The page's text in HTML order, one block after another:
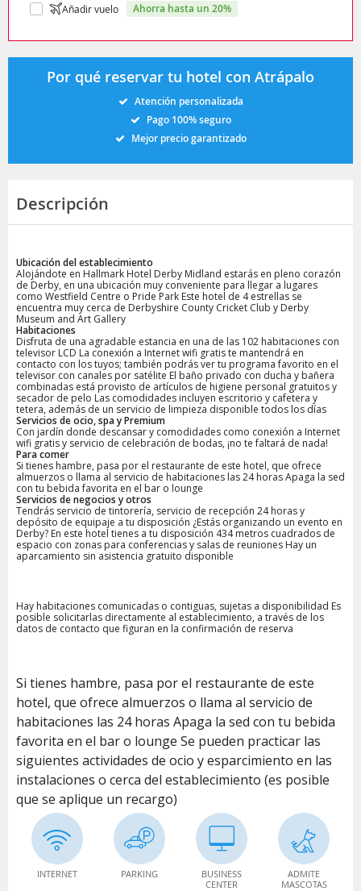
Añadir vuelo ahorra hasta un 20%
Por qué reservar tu hotel con Atrápalo
Atención personalizada
Pago 100% seguro
Mejor precio garantizado
Descripción
Ubicación del establecimiento
Alojándote en Hallmark Hotel Derby Midland estarás en pleno corazón
de Derby, en una ubicación muy conveniente para llegar a lugares
como Westfield Centre o Pride Park Este hotel de 4 estrellas se
encuentra muy cerca de Derbyshire County Cricket Club y Derby
Museum and Art Gallery
Habitaciones
Disfruta de una agradable estancia en una de las 102 habitaciones con
televisor LCD La conexión a Internet wifi gratis te mantendrá en
contacto con los tuyos; también podrás ver tu programa favorito en el
televisor con canales por satélite El baño privado con ducha y bañera
combinadas está provisto de artículos de higiene personal gratuitos y
secador de pelo Las comodidades incluyen escritorio y cafetera y
tetera, además de un servicio de limpieza disponible todos los días
Servicios de ocio, spa y Premium
Con jardín donde descansar y comodidades como conexión a Internet
wifi gratis y servicio de celebración de bodas, ¡no te faltará de nada!
Para comer
Si tienes hambre, pasa por el restaurante de este hotel, que ofrece
almuerzos o llama al servicio de habitaciones las 24 horas Apaga la sed
con tu bebida favorita en el bar o lounge
Servicios de negocios y otros
Tendrás servicio de tintorería, servicio de recepción 24 horas y
depósito de equipaje a tu disposición ¿Estás organizando un evento en
Derby? En este hotel tienes a tu disposición 434 metros cuadrados de
espacio con zonas para conferencias y salas de reuniones Hay un
aparcamiento sin asistencia gratuito disponible
Hay habitaciones comunicadas o contiguas, sujetas a disponibilidad Es
posible solicitarlas directamente al establecimiento, a través de los
datos de contacto que figuran en la confirmación de reserva
Si tienes hambre, pasa por el restaurante de este
hotel, que ofrece almuerzos o llama al servicio de
habitaciones las 24 horas Apaga la sed con tu bebida
favorita en el bar o lounge Se pueden practicar las
siguientes actividades de ocio y esparcimiento en las
instalaciones o cerca del establecimiento (es posible
que se aplique un recargo)
INTERNET PARKING
BUSINESS
CENTER
ADMITE
MASCOTAS